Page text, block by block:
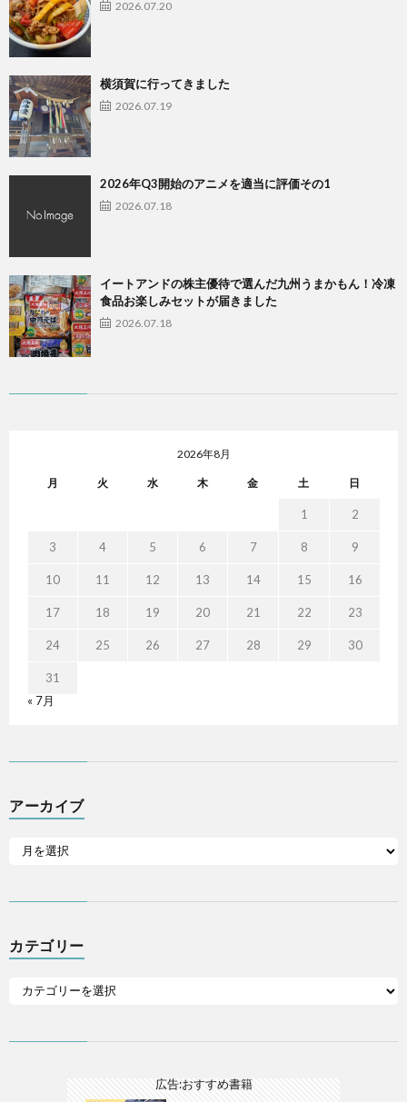
2026.07.20
横須賀に行ってきました
2026.07.19
2026年Q3開始のアニメを適当に評価その1
2026.07.18
イートアンドの株主優待で選んだ九州うまかもん！冷凍
食品お楽しみセットが届きました
2026.07.18
2026年8月
月 火 水 木 金 土 日
1 2
3 4 5 6 7 8 9
10 11 12 13 14 15 16
17 18 19 20 21 22 23
24 25 26 27 28 29 30
31
« 7月
アーカイブ
カテゴリー
広告:おすすめ書籍